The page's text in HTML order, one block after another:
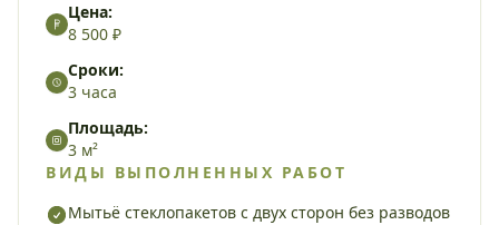
Цена:
8 500 ₽
Сроки:
3 часа
Площадь:
3 м²
ВИДЫ ВЫПОЛНЕННЫХ РАБОТ
Мытьё стеклопакетов с двух сторон без разводов